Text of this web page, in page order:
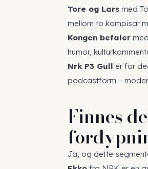
Tore og Lars med
mellom to kompisar
Kongen befaler
humor,
Nrk P3 Gull er for
podcastform –
Finnes
Ja, og dette